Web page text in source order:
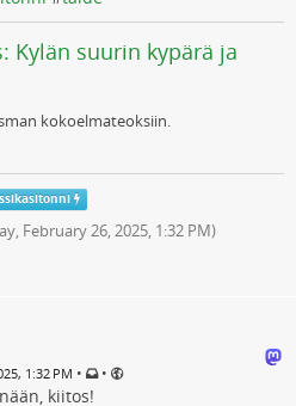
Kylän suurin kypärä ja
kokoelmateoksiin.
February 26, 2025, 1:32 PM)
1:32 PM • •
kiitos!